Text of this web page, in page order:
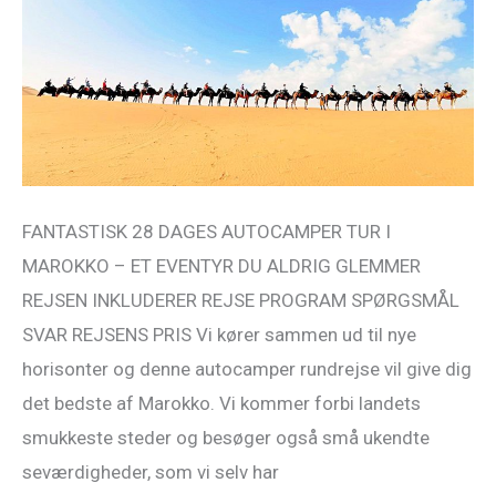
FANTASTISK 28 DAGES AUTOCAMPER TUR I
MAROKKO – ET EVENTYR DU ALDRIG GLEMMER
REJSEN INKLUDERER REJSE PROGRAM SPØRGSMÅL
SVAR REJSENS PRIS Vi kører sammen ud til nye
horisonter og denne autocamper rundrejse vil give dig
det bedste af Marokko. Vi kommer forbi landets
smukkeste steder og besøger også små ukendte
seværdigheder, som vi selv har
10SEP2025